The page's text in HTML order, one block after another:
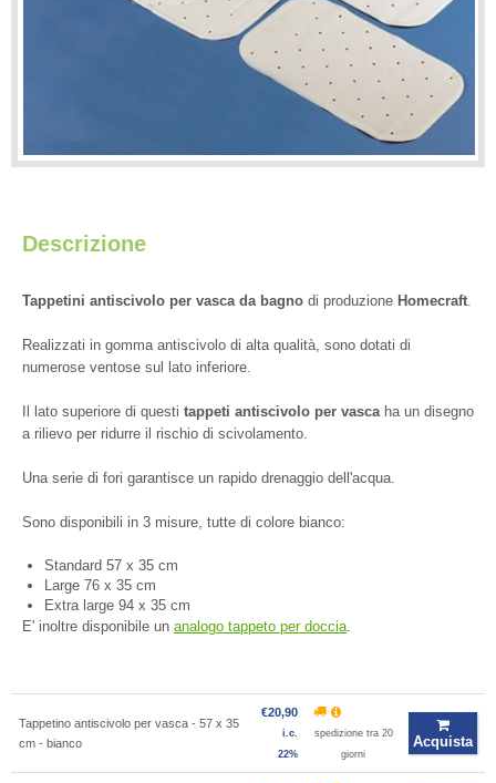
Descrizione
Tappetini antiscivolo per vasca da bagno di produzione Homecraft.
Realizzati in gomma antiscivolo di alta qualità, sono dotati di
numerose ventose sul lato inferiore.
Il lato superiore di questi tappeti antiscivolo per vascaha un disegno
a rilievo per ridurre il rischio di scivolamento.
Una serie di fori garantisce un rapido drenaggio dell'acqua.
Sono disponibili in 3 misure, tutte di colore bianco:
Standard 57 x 35 cm
Large 76 x 35 cm
Extra large 94 x 35 cm
E' inoltre disponibile un analogo tappeto per doccia.
Tappetino antiscivolo per vasca - 57 x 35
cm - bianco
€20,90
i.c.
22%
spedizione tra 20
giorni
Acquista